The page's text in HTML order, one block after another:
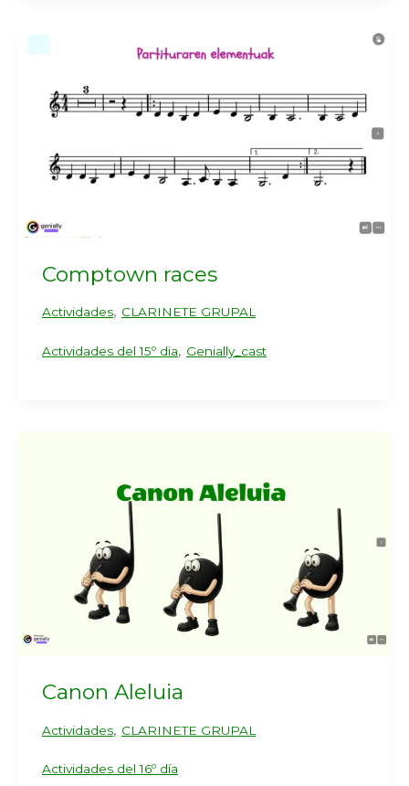
Comptown races
Actividades, CLARINETE GRUPAL
Actividades del 15º dia, Genially_cast
Canon Aleluia
Actividades, CLARINETE GRUPAL
Actividades del 16º día